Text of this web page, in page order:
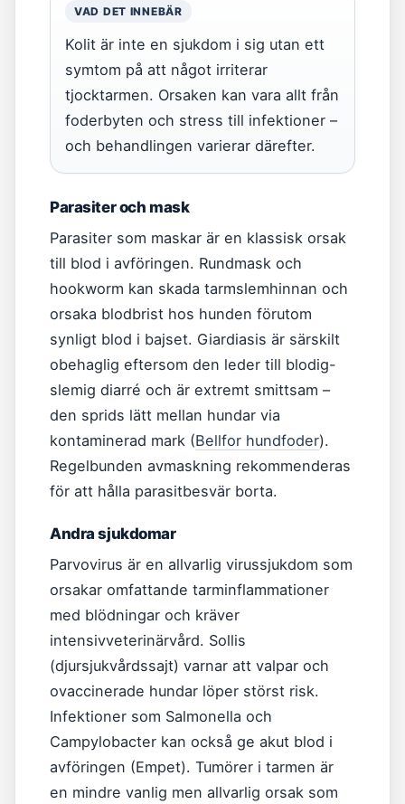
VAD DET INNEBÄR
Kolit är inte en sjukdom i sig utan ett
symtom på att något irriterar
tjocktarmen. Orsaken kan vara allt från
foderbyten och stress till infektioner –
och behandlingen varierar därefter.
Parasiter och mask
Parasiter som maskar är en klassisk orsak
till blod i avföringen. Rundmask och
hookworm kan skada tarmslemhinnan och
orsaka blodbrist hos hunden förutom
synligt blod i bajset. Giardiasis är särskilt
obehaglig eftersom den leder till blodig-
slemig diarré och är extremt smittsam –
den sprids lätt mellan hundar via
kontaminerad mark (Bellfor hundfoder).
Regelbunden avmaskning rekommenderas
för att hålla parasitbesvär borta.
Andra sjukdomar
Parvovirus är en allvarlig virussjukdom som
orsakar omfattande tarminflammationer
med blödningar och kräver
intensivveterinärvård. Sollis
(djursjukvårdssajt) varnar att valpar och
ovaccinerade hundar löper störst risk.
Infektioner som Salmonella och
Campylobacter kan också ge akut blod i
avföringen (Empet). Tumörer i tarmen är
en mindre vanlig men allvarlig orsak som